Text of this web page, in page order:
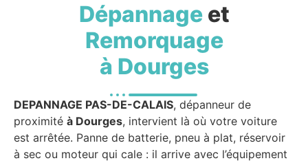
Dépannageet
Remorquage
à Dourges
DEPANNAGE PAS-DE-CALAIS, dépanneur de
proximité à Dourges, intervient là où votre voiture
est arrêtée. Panne de batterie, pneu à plat, réservoir
à sec ou moteur qui cale : il arrive avec l’équipement